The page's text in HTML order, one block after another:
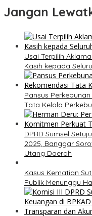
Jangan
Usai Terpilih
Kasih kepada
Pansus
Tata Kelola
DPRD Sumsel
2025, Banggar
Utang Daerah
Kasus Kematian
Publik Menunggu